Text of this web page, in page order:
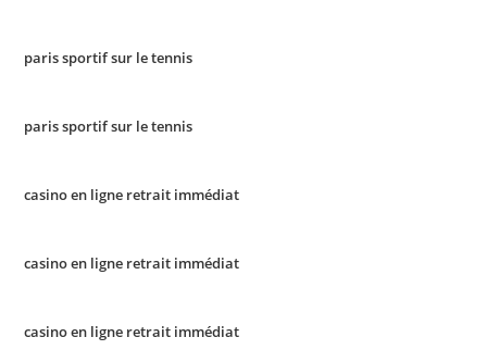
paris sportif sur le tennis
paris sportif sur le tennis
casino en ligne retrait immédiat
casino en ligne retrait immédiat
casino en ligne retrait immédiat